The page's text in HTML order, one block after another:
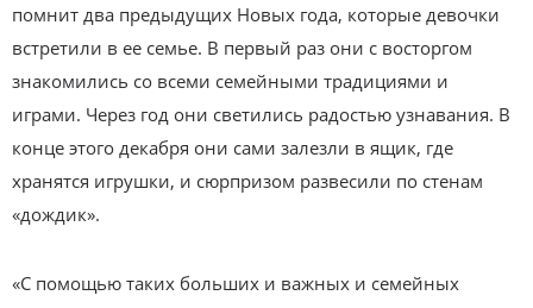
помнит два предыдущих Новых года, которые девочки
встретили в ее семье. В первый раз они с восторгом
знакомились со всеми семейными традициями и
играми. Через год они светились радостью узнавания. В
конце этого декабря они сами залезли в ящик, где
хранятся игрушки, и сюрпризом развесили по стенам
«дождик».
«С помощью таких больших и важных и семейных